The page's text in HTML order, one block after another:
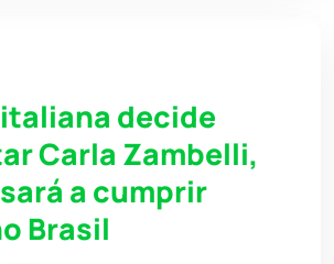
decide
Carla Zambelli,
a cumprir
Brasil